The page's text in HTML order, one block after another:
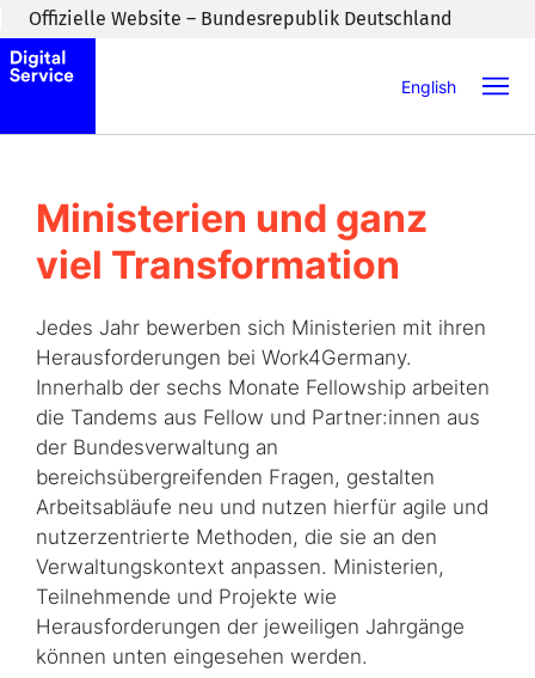
Zum Inhaltsbereich wechseln
Offizielle Website – Bundesrepublik Deutschland
English
Ministerien und ganz
viel Transformation
Jedes Jahr bewerben sich Ministerien mit ihren
Herausforderungen bei Work4Germany.
Innerhalb der sechs Monate Fellowship arbeiten
die Tandems aus Fellow und Partner:innen aus
der Bundesverwaltung an
bereichsübergreifenden Fragen, gestalten
Arbeitsabläufe neu und nutzen hierfür agile und
nutzerzentrierte Methoden, die sie an den
Verwaltungskontext anpassen. Ministerien,
Teilnehmende und Projekte wie
Herausforderungen der jeweiligen Jahrgänge
können unten eingesehen werden.